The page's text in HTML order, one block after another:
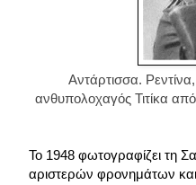
Αντάρτισσα.
ανθυπολοχαγός Τιτίκα
Το 1948 φωτογραφίζει τη
αριστερών φρονημάτων